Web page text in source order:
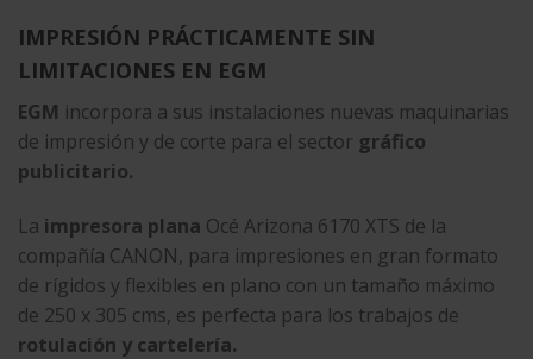
IMPRESIÓN PRÁCTICAMENTE SIN
LIMITACIONES EN EGM
EGM incorpora a sus instalaciones nuevas maquinarias
de impresión y de corte para el sector gráfico
publicitario.
La impresora plana Océ Arizona 6170 XTS de la
compañía CANON, para impresiones en gran formato
de rígidos y flexibles en plano con un tamaño máximo
de 250 x 305 cms, es perfecta para los trabajos de
rotulación y cartelería.